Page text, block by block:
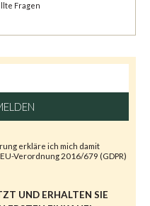
Fragen
erkläre ich mich damit
Verordnung 2016/679 (GDPR)
UND ERHALTEN SIE